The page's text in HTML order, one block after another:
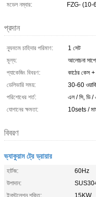
মডেল নম্বার:
FZG- (10-
প্রদান
ন্যূনতম চাহিদার পরিমাণ:
1 সেট
মূল্য:
আলোচনা
প্যাকেজিং বিবরণ:
কাঠের কেস +
ডেলিভারি সময়:
30-60
পরিশোধের শর্ত:
এল / সি, ডি /
যোগানের ক্ষমতা:
10sets /
বিবরণ
ভ্যাকুয়াম ট্রে ড্রায়ার
হার্টজ:
60Hz
উপাদান:
ইনস্টলেশন শক্তি:
15KW